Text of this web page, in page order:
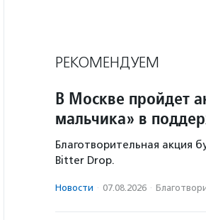
РЕКОМЕНДУЕМ
В Москве пройдет
мальчика» в
Благотворительная акция
Bitter Drop.
Новости · 07.08.2026 ·